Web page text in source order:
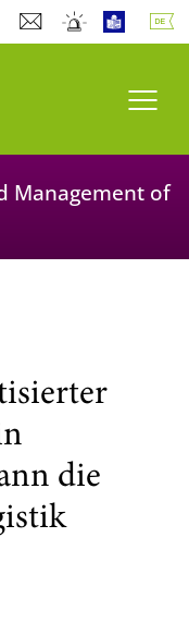
Management of
die